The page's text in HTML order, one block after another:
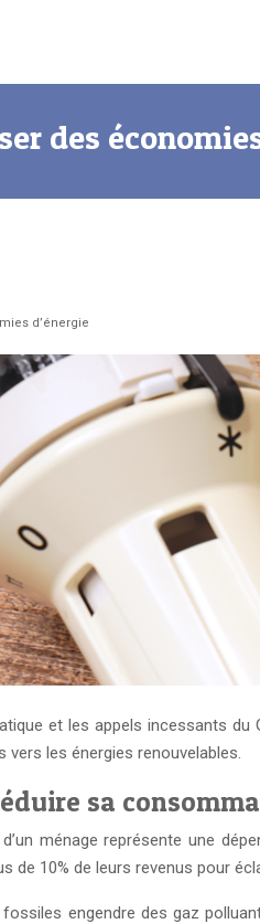
des
d’énergie
et les appels incessants
les énergies renouvelables.
sa
d’un ménage représente une
de 10% de leurs revenus pour
engendre des gaz